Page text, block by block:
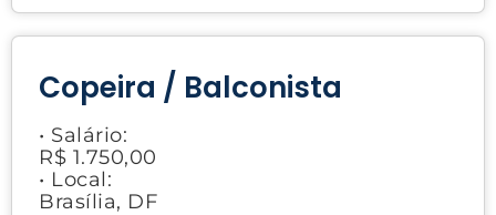
Copeira / Balconista
• Salário:
R$ 1.750,00
• Local:
Brasília, DF